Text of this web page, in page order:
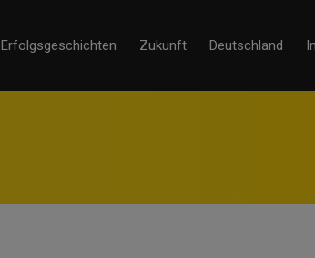
Erfolgsgeschichten Zukunft Deutschland